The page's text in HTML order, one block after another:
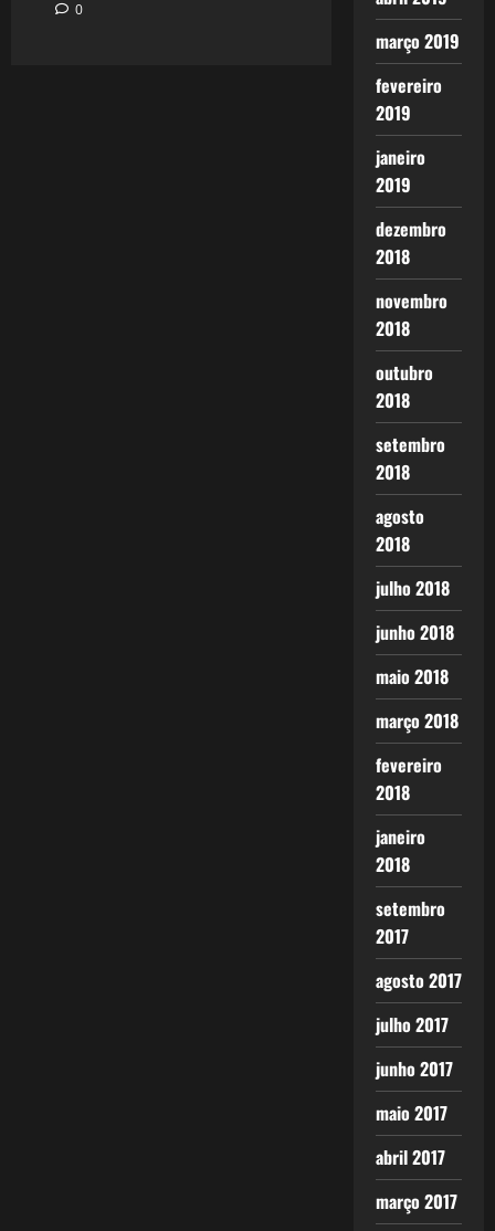
0
março 2019
fevereiro
2019
janeiro
2019
dezembro
2018
novembro
2018
outubro
2018
setembro
2018
agosto
2018
julho 2018
junho 2018
maio 2018
março 2018
fevereiro
2018
janeiro
2018
setembro
2017
agosto 2017
julho 2017
junho 2017
maio 2017
abril 2017
março 2017